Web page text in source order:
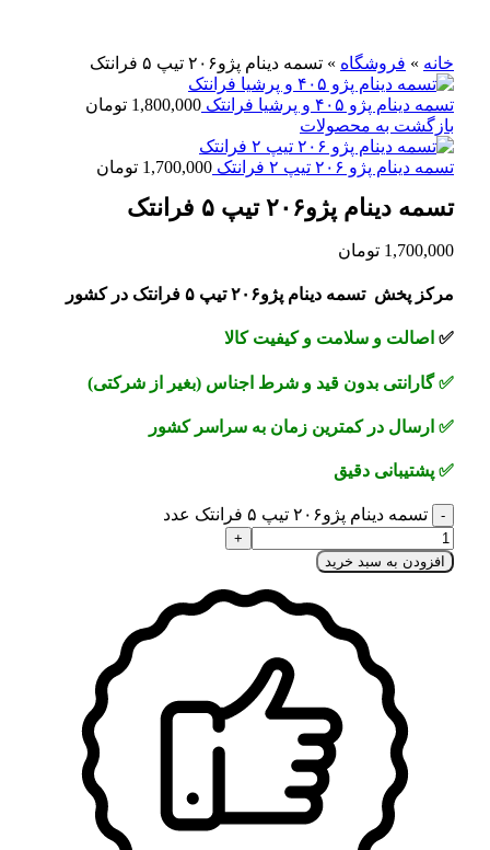
خانه » فروشگاه » تسمه دینام پژو۲۰۶ تیپ ۵ فرانتک
تسمه دینام پژو ۴۰۵ و پرشیا فرانتک 1,800,000 تومان
بازگشت به محصولات
تسمه دینام پژو ۲۰۶ تیپ ۲ فرانتک 1,700,000 تومان
تسمه دینام پژو۲۰۶ تیپ ۵ فرانتک
1,700,000 تومان
مرکز پخش تسمه دینام پژو۲۰۶ تیپ ۵ فرانتک در کشور
✅ اصالت و سلامت و کیفیت کالا
✅گارانتی بدون قید و شرط اجناس (بغیر از شرکتی)
✅ ارسال در کمترین زمان به سراسر کشور
✅ پشتیبانی دقیق
تسمه دینام پژو۲۰۶ تیپ ۵ فرانتک عدد
افزودن به سبد خرید